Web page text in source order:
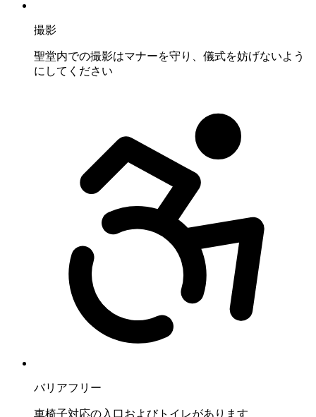
撮影
聖堂内での撮影はマナーを守り、儀式を妨げないよう
にしてください
バリアフリー
車椅子対応の入口およびトイレがあります